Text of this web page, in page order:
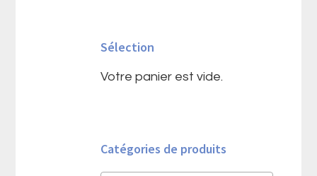
principale
Sélection
Votre panier est vide.
Catégories de produits